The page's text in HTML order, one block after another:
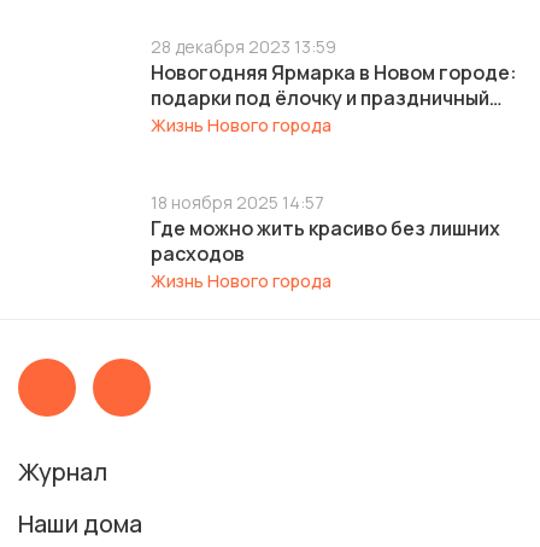
28 декабря 2023 13:59
Новогодняя Ярмарка в Новом городе:
подарки под ёлочку и праздничный
вайб
Жизнь Нового города
18 ноября 2025 14:57
Где можно жить красиво без лишних
расходов
Жизнь Нового города
Журнал
Наши дома